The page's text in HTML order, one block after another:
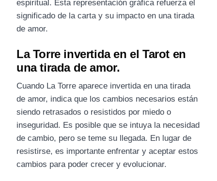
espiritual. Esta representación gráfica refuerza el
significado de la carta y su impacto en una tirada
de amor.
La Torre invertida en el Tarot en
una tirada de amor.
Cuando La Torre aparece invertida en una tirada
de amor, indica que los cambios necesarios están
siendo retrasados o resistidos por miedo o
inseguridad. Es posible que se intuya la necesidad
de cambio, pero se teme su llegada. En lugar de
resistirse, es importante enfrentar y aceptar estos
cambios para poder crecer y evolucionar.